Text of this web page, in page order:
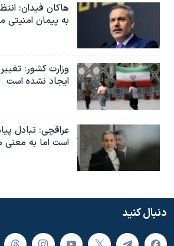
هاکان فیدان:
به پیمان امنیتی
وزارت کشور:
ایجاد نشده است
عراقچی: تبادل
است اما به معنی
دنبال کنید